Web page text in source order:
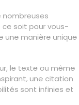
nombreuses
ce soit pour vous-
une manière unique
le texte ou même
une citation
sont infinies et